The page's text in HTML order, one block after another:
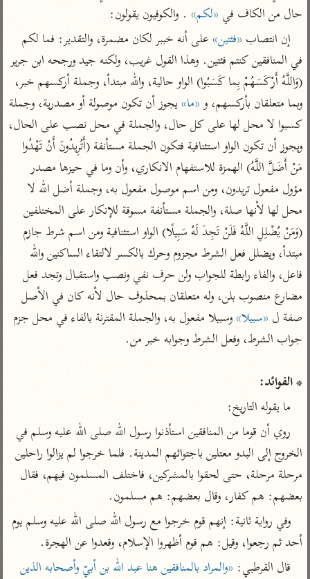
تفسير الماوردي
منتقاة
تفسير ابن القيم
تفسير ابن تيمية
عامّة
تفسير السمعاني
تفسير مكّي
محاسن التأويل
للقاسمي
تفسير الثعالبي
تفسير السمرقندي
تفسير الثعلبي
أخرى
أضواء البيان
نظم الدرر للبقاعي
لغة وبلاغة
التحرير والتنوير
المحرر الوجيز لابن
عطية
البحر المحيط لأبي
حيان
البسيط للواحدي
تفسير أبي السعود
الكشاف للزمخشري
مركَّزة العبارة
تفسير الجلالين
جامع البيان للإيجي
تفسير البيضاوي
تفسير النسفي
الوجيز للواحدي
تفسير ابن أبي زمنين
آثار
موسوعة التفسير
المأثور
الدر المنثور
تفسير ابن أبي حاتم
تفسير مقاتل
اشترك لتصلك أخبار مشاريعنا
اشترك
• تليجرام
تويتر
تعليمات•عن الباحث القرآني
حال من الكاف في «لكم» . والكوفيون يقولون:
إن انتصاب «فئتين»
في المنافقين كنتم فئتين. وهذا القول غريب، ولكنه جيد ورجحه ابن جرير
وبما متعلقان بأركسهم، و «ما»
مَنْ أَضَلَّ اللَّهُ) الهمزة للاستفهام الانكاري، وأن وما في حيزها مصدر
صفة ل «سبيلا»
* الفوائد:
ما يقوله التاريخ:
بعضهم: هم كفار، وقال بعضهم: هم مسلمون.
أحد ثم رجعوا، وقيل: هم قوم أظهروا الإسلام، وقعدوا عن الهجرة.
قال القرطبي: